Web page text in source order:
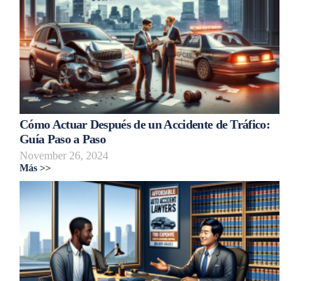
Cómo Actuar Después de un Accidente de Tráfico:
Guía Paso a Paso
November 26, 2024
Más >>